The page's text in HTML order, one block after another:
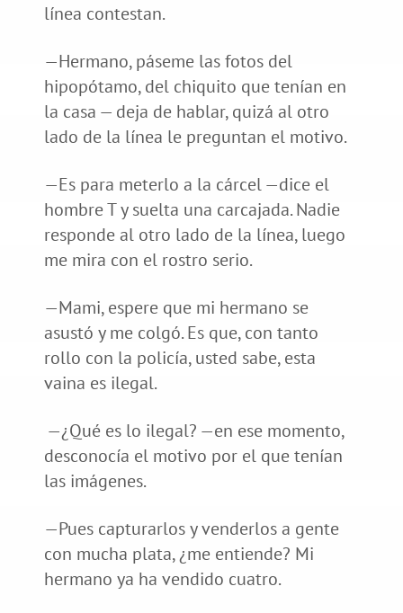
línea contestan.
—Hermano, páseme las fotos del
hipopótamo, del chiquito que tenían en
la casa — deja de hablar, quizá al otro
lado de la línea le preguntan el motivo.
—Es para meterlo a la cárcel —dice el
hombre T y suelta una carcajada. Nadie
responde al otro lado de la línea, luego
me mira con el rostro serio.
—Mami, espere que mi hermano se
asustó y me colgó. Es que, con tanto
rollo con la policía, usted sabe, esta
vaina es ilegal.
—¿Qué es lo ilegal? —en ese momento,
desconocía el motivo por el que tenían
las imágenes.
—Pues capturarlos y venderlos a gente
con mucha plata, ¿me entiende? Mi
hermano ya ha vendido cuatro.